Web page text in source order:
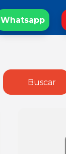
Whatsapp
Buscar